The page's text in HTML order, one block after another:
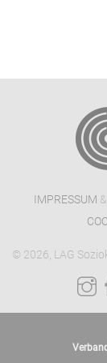
IMPRESSUM &
© 2026, LAG
Verband